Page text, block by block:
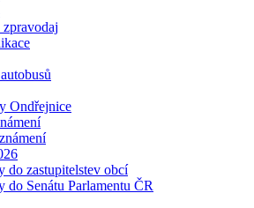
Ondřejnice
do zastupitelstev obcí
do Senátu Parlamentu ČR